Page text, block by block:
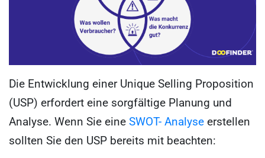
Die Entwicklung einer Unique Selling Proposition
(USP) erfordert eine sorgfältige Planung und
Analyse. Wenn Sie eine SWOT- Analyse erstellen
sollten Sie den USP bereits mit beachten: